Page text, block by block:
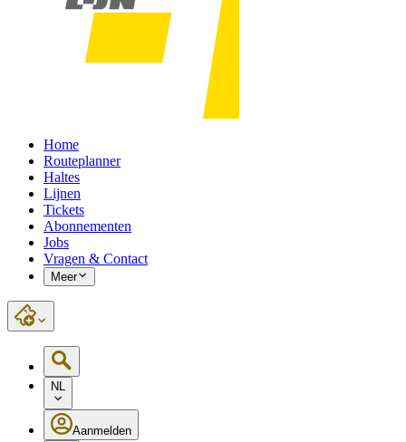
Home
Routeplanner
Haltes
Lijnen
Tickets
Abonnementen
Jobs
Vragen & Contact
Meer
NL
Aanmelden